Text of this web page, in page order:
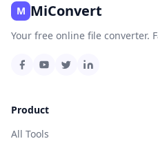
M MiConvert
Your free online file converter.
Product
All Tools